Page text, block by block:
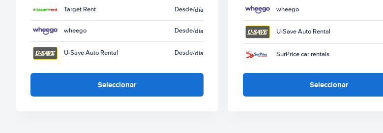
Target Rent Desde/día
wheego Desde/día
U-Save Auto Rental Desde/día
Seleccionar
wheego
U-Save Auto Rental
SurPrice car rentals
Seleccionar